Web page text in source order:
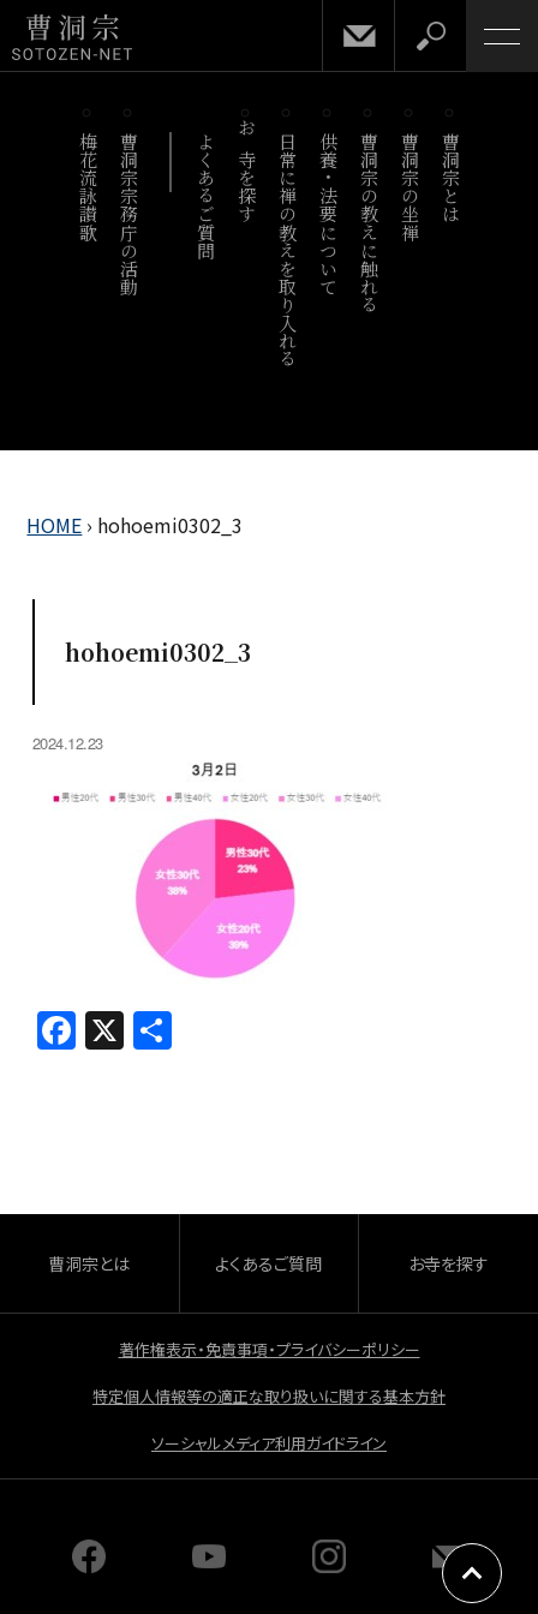
梅花流詠讃歌 曹洞宗宗務庁の活動 よくあるご質問 お寺を探す 日常に禅の教えを取り入れる供養・法要について曹洞宗の教えに触れる 曹洞宗の坐禅 曹洞宗とは
HOME › hohoemi0302_3
hohoemi0302_3
2024.12.23
F
a
o
o
k
X 共
曹洞宗とは よくあるご質問 お寺を探す
著作権表示・免責事項・プライバシーポリシー
特定個人情報等の適正な取り扱いに関する基本方針
ソーシャルメディア利用ガイドライン